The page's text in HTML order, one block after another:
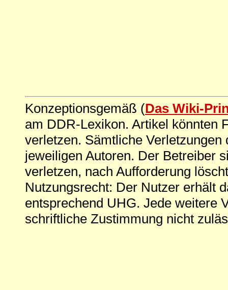
Konzeptionsgemäß (Das Wiki-
am DDR-Lexikon. Artikel könnten
verletzen. Sämtliche
jeweiligen Autoren. Der Betreiber
verletzen, nach Aufforderung
Nutzungsrecht: Der Nutzer erhält
entsprechend UHG. Jede weitere
schriftliche Zustimmung nicht